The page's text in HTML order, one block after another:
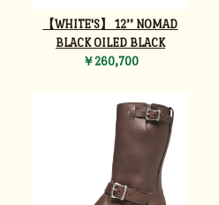
【WHITE'S】 12’’ NOMAD
BLACK OILED BLACK
￥260,700